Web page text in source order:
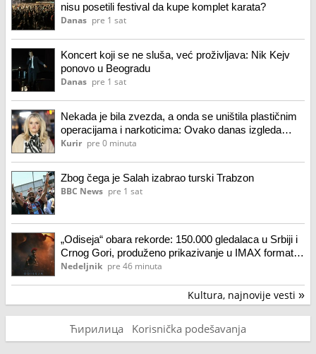
nisu posetili festival da kupe komplet karata?
Danas pre 1 sat
Koncert koji se ne sluša, već proživljava: Nik Kejv
ponovo u Beogradu
Danas pre 1 sat
Nekada je bila zvezda, a onda se uništila plastičnim
operacijama i narkoticima: Ovako danas izgleda
Danijela
Kurir pre 0 minuta
Zbog čega je Salah izabrao turski Trabzon
BBC News pre 1 sat
„Odiseja“ obara rekorde: 150.000 gledalaca u Srbiji i
Crnog Gori, produženo prikazivanje u IMAX formatu
(VIDEO)
Nedeljnik pre 46 minuta
Kultura, najnovije vesti »
Ћирилица Korisnička podešavanja